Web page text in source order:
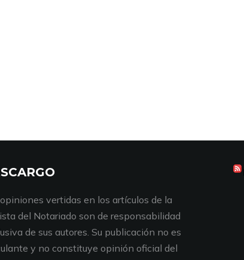
vertidas en los artículos de la
del Notariado son de responsabilidad
de sus autores. Su publicación no es
y no constituye opinión oficial del